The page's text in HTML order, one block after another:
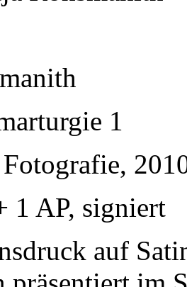
1
1 AP, signiert
auf